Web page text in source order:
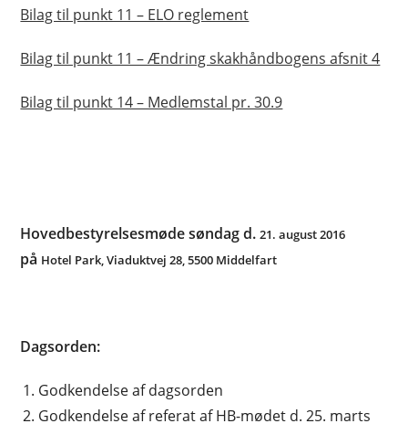
Bilag til punkt 11 – ELO reglement
Bilag til punkt 11 – Ændring skakhåndbogens afsnit 4
Bilag til punkt 14 – Medlemstal pr. 30.9
Hovedbestyrelsesmøde søndag d.21. august 2016
på Hotel Park, Viaduktvej 28, 5500 Middelfart
Dagsorden:
Godkendelse af dagsorden
Godkendelse af referat af HB-mødet d. 25. marts